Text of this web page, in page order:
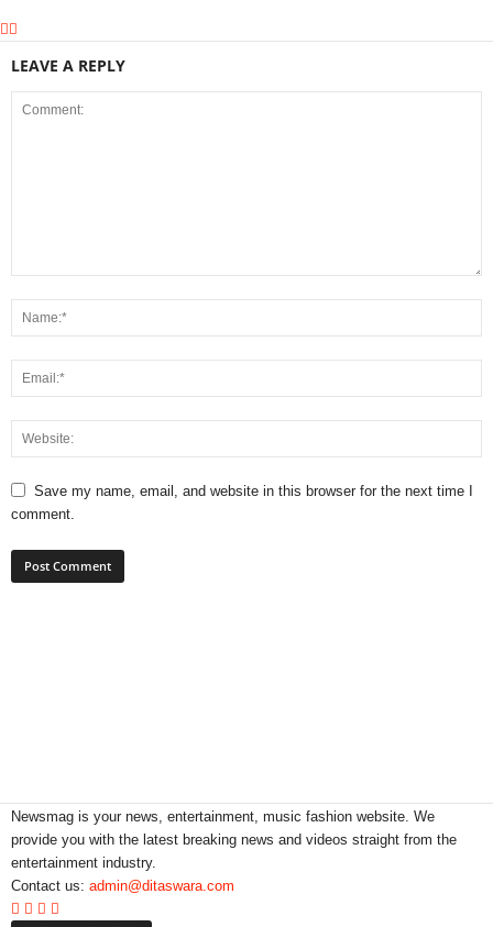
LEAVE A REPLY
Save my name, email, and website in this browser for the next time I
comment.
Newsmag is your news, entertainment, music fashion website. We
provide you with the latest breaking news and videos straight from the
entertainment industry.
Contact us: admin@ditaswara.com